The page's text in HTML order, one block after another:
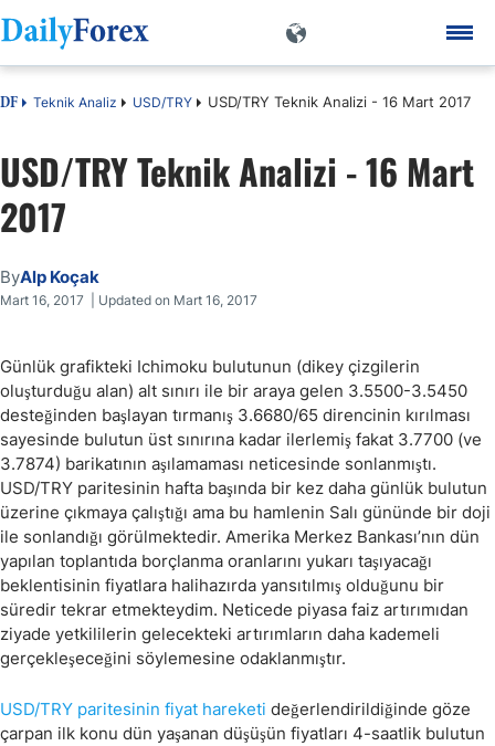
DF Teknik Analiz USD/TRY USD/TRY Teknik Analizi - 16 Mart 2017
USD/TRY Teknik Analizi - 16 Mart
2017
ByAlp Koçak
Mart 16, 2017 | Updated on Mart 16, 2017
Günlük grafikteki Ichimoku bulutunun (dikey çizgilerin
oluşturduğu alan) alt sınırı ile bir araya gelen 3.5500-3.5450
desteğinden başlayan tırmanış 3.6680/65 direncinin kırılması
sayesinde bulutun üst sınırına kadar ilerlemiş fakat 3.7700 (ve
3.7874) barikatının aşılamaması neticesinde sonlanmıştı.
USD/TRY paritesinin hafta başında bir kez daha günlük bulutun
üzerine çıkmaya çalıştığı ama bu hamlenin Salı gününde bir doji
ile sonlandığı görülmektedir. Amerika Merkez Bankası’nın dün
yapılan toplantıda borçlanma oranlarını yukarı taşıyacağı
beklentisinin fiyatlara halihazırda yansıtılmış olduğunu bir
süredir tekrar etmekteydim. Neticede piyasa faiz artırımıdan
ziyade yetkililerin gelecekteki artırımların daha kademeli
gerçekleşeceğini söylemesine odaklanmıştır.
USD/TRY paritesinin fiyat hareketi değerlendirildiğinde göze
çarpan ilk konu dün yaşanan düşüşün fiyatları 4-saatlik bulutun